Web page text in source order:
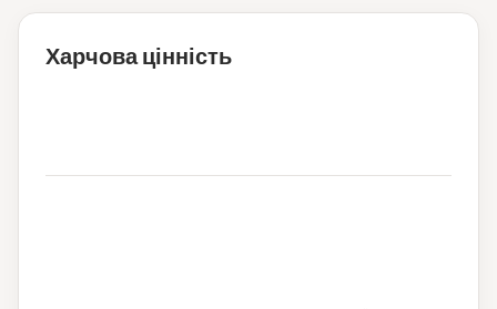
Харчова цінність